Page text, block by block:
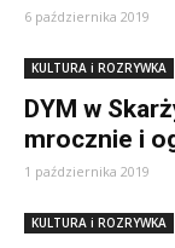
6 października 2019
KULTURA i ROZRYWKA
DYM w
mrocznie i
1 października 2019
KULTURA i ROZRYWKA